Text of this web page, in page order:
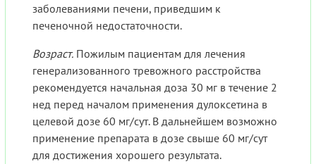
заболеваниями печени, приведшим к
печеночной недостаточности.
Возраст. Пожилым пациентам для лечения
генерализованного тревожного расстройства
рекомендуется начальная доза 30 мг в течение 2
нед перед началом применения дулоксетина в
целевой дозе 60 мг/сут. В дальнейшем возможно
применение препарата в дозе свыше 60 мг/сут
для достижения хорошего результата.